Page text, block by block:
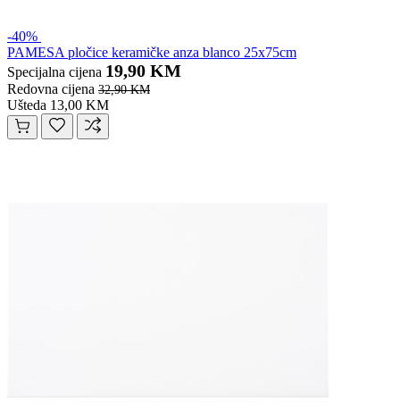
-40%
PAMESA pločice keramičke anza blanco 25x75cm
Specijalna cijena 19,90 KM
Redovna cijena 32,90 KM
Ušteda 13,00 KM